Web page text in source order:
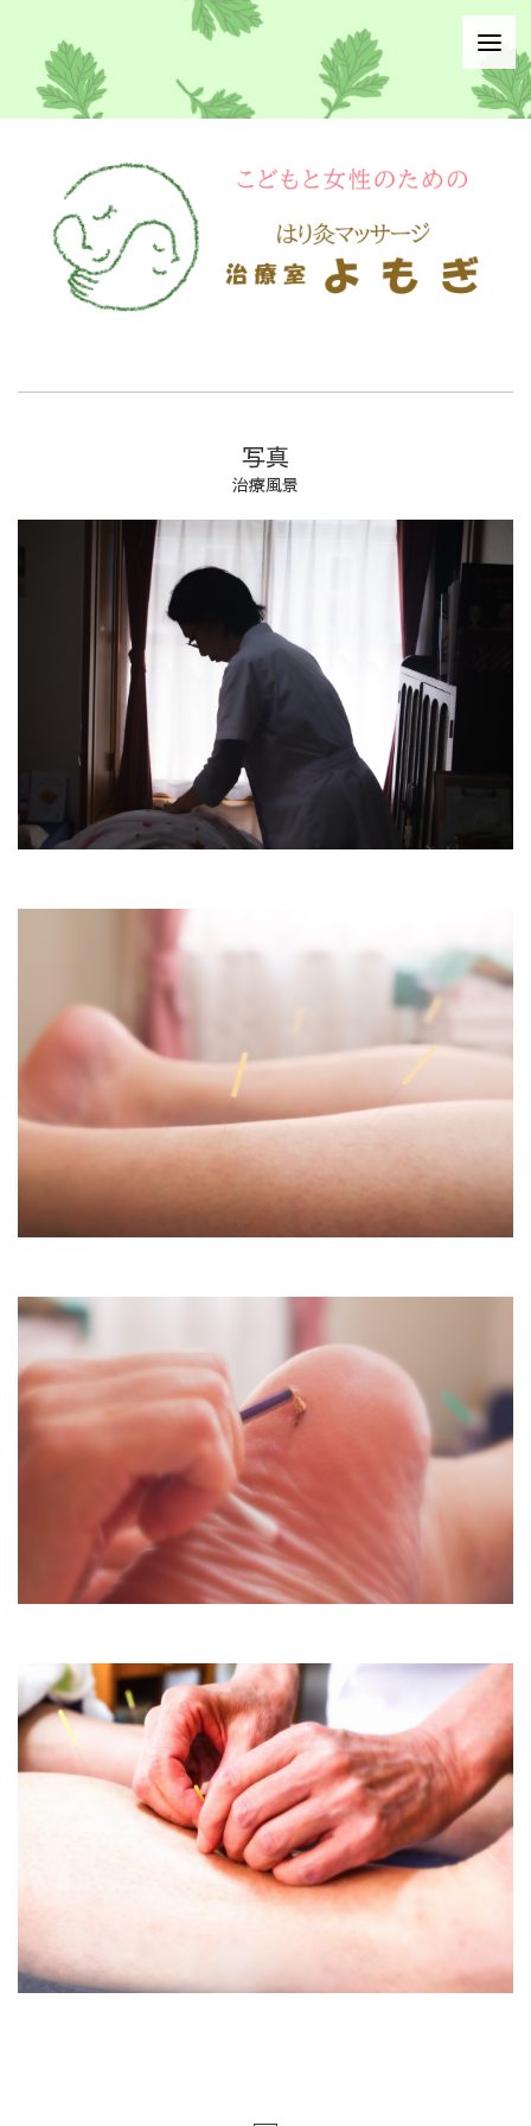
写真
治療風景